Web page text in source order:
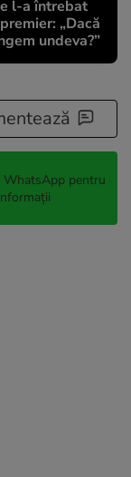
l-a întrebat
„Dacă
undeva?”
WhatsApp pentru